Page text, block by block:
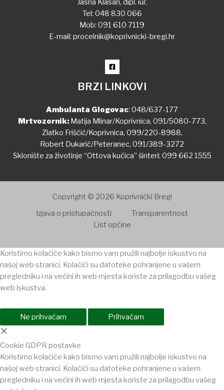
Jasna Klasan, dipl. iur.
Tel: 048 830 066
Mob: 091 610 7119
E-mail: procelnik@koprivnicki-bregi.hr
BRZI LINKOVI
Ambulanta Glogovac: 048/637-177
Mrtvozornik:Matija Mlinar/Koprivnica, 091/5080-773,
Zlatko Friščić/Koprivnica, 099/220-8988,
Robert Dukarić/Peteranec, 091/389-3272
Sklonište za životinje “Ottova kućica” šinteri: 099 662 1555
Copyright © 2026 Koprivnički Bregi
Izjava o pristupačnosti
Transparentnost
List općine
Koristimo kolačiće kako bismo vam pružili najbolje iskustvo na
našoj web stranici. Kolačići su datoteke pohranjene u vašem
pregledniku i na većini ih web mjesta koriste za prilagodbu vašeg
web iskustva.
Ne prihvaćam Prihvaćam
×
Cookie GDPR postavke
Koristimo kolačiće kako bismo vam pružili najbolje iskustvo na
našoj web stranici. Kolačići su datoteke pohranjene u vašem
pregledniku i na većini ih web mjesta koriste za prilagodbu vašeg